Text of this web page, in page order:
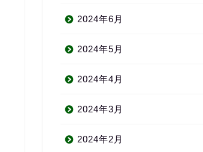
2024年6月
2024年5月
2024年4月
2024年3月
2024年2月